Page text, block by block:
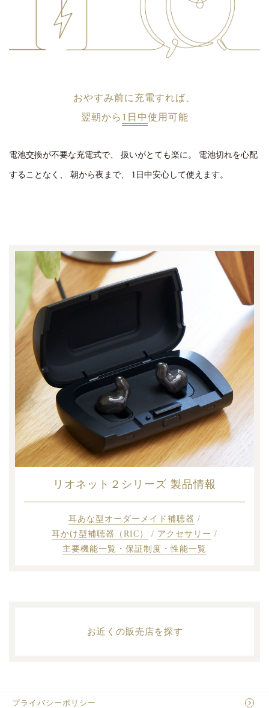
おやすみ前に充電すれば、
翌朝から 1日中使用可能
電池交換が不要な充電式で、 扱いがとても楽に。 電池切れを心配
することなく、 朝から夜まで、 1日中安心して使えます。
リオネット２シリーズ 製品情報
耳あな型オーダーメイド補聴器 /
耳かけ型補聴器（RIC）
/ アクセサリー /
主要機能一覧・保証制度・性能一覧
お近くの販売店を探す
プライバシーポリシー